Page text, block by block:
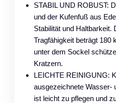
STABIL UND ROBUST:
und der Kufenfuß aus
Stabilität und Haltbarkeit.
Tragfähigkeit beträgt 180
unter dem Sockel
Kratzern.
LEICHTE REINIGUNG:
ausgezeichnete Wasser-
ist leicht zu pflegen und